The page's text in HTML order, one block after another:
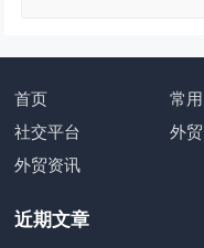
首页 常
社交平台
外
外贸资讯
近期文章